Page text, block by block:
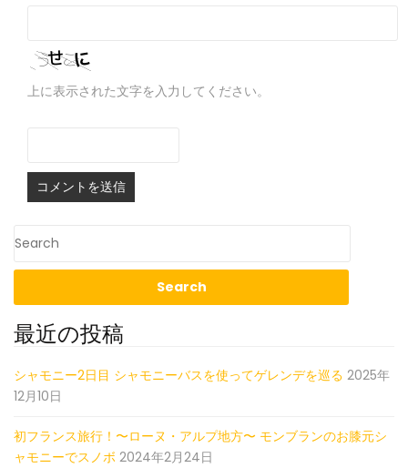
上に表示された文字を入力してください。
最近の投稿
シャモニー2日目 シャモニーバスを使ってゲレンデを巡る 2025年
12月10日
初フランス旅行！〜ローヌ・アルプ地方〜 モンブランのお膝元シ
ャモニーでスノボ 2024年2月24日